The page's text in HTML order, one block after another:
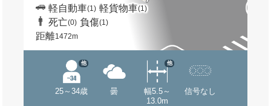
軽自動車(1) 軽貨物車(1)
死亡(0) 負傷(1)
距離1472m
25～34歳
他
曇
幅5.5～
13.0m
他
信号なし